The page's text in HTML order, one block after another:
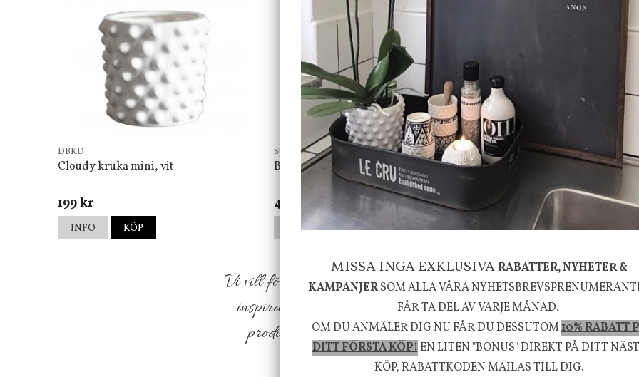
DBKD
Cloudy kruka mini, vit
199 kr
INFO KÖP
Star Trading
Bordslampa Mushroom vit, Utomhus
499 kr
INFO KÖP
House Doctor
Skål, Hands marmor
635 kr 795 kr
INFO KÖP
Vi vill förmedla känsla, upplevelse och välbefinnande för dig
inspiration från naturen och dess färgpalett erbjuder vi
produkter som ökar trivsel i ditt hem och ger det lilla extra
välmående!
MISSA INGA EXKLUSIVARABATTER, NYHETER &
KAMPANJERSOM ALLA VÅRA
FÅR TA DEL AV VARJE MÅNAD.
OM DU ANMÄLER DIG NU FÅR DU DESSUTOM10% RABATT
DITT FÖRSTA KÖP!EN LITEN "BONUS" DIREKT PÅ DITT
KÖP, RABATTKODEN MAILAS TILL DIG.